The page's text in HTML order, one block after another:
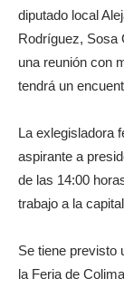
diputado local
Rodríguez, Sosa
una reunión con
tendrá un
La exlegisladora
aspirante a
de las 14:00
trabajo a la
Se tiene previsto
la Feria de